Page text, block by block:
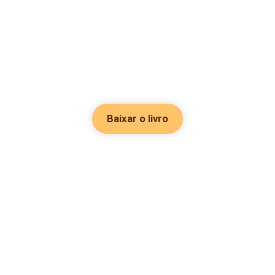
Baixar o livro